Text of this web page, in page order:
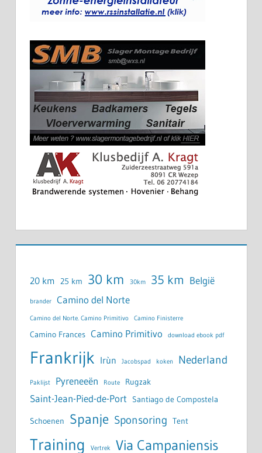
20 km 25 km 30 km 30km 35 km België
brander Camino del Norte
Camino del Norte. Camino Primitivo Camino Finisterre
Camino Frances Camino Primitivo download ebook pdf
Frankrijk Irùn Jacobspad koken Nederland
Paklijst Pyreneeën Route Rugzak
Saint-Jean-Pied-de-Port Santiago de Compostela
Schoenen Spanje Sponsoring Tent
Training Vertrek Via Campaniensis